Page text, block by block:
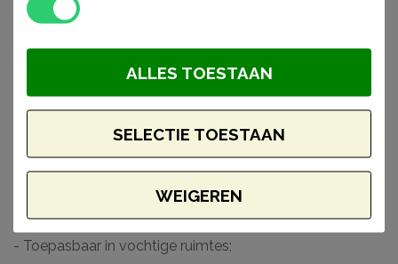
voornamelijk als plafondlijst aan het plafond gebruikt in
verband met de stootvastheid van het materiaal.
Let op: In tegenstelling tot bijna alle plafondlijsten uit de
Waarom een Nomastyl Plus plafondlijst?
- Makkelijk verwerkbaar;
- Toepasbaar in vochtige ruimtes;
WEIGEREN
SELECTIE TOESTAAN
ALLES TOESTAAN